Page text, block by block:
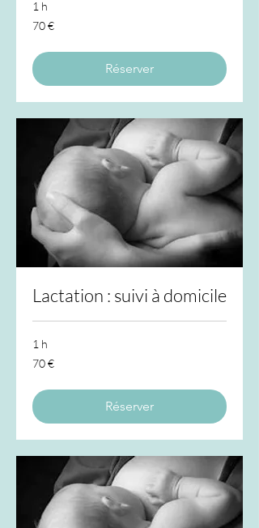
1 h
70
euros
70 €
Réserver
Lactation : suivi à domicile
1 h
70
euros
70 €
Réserver